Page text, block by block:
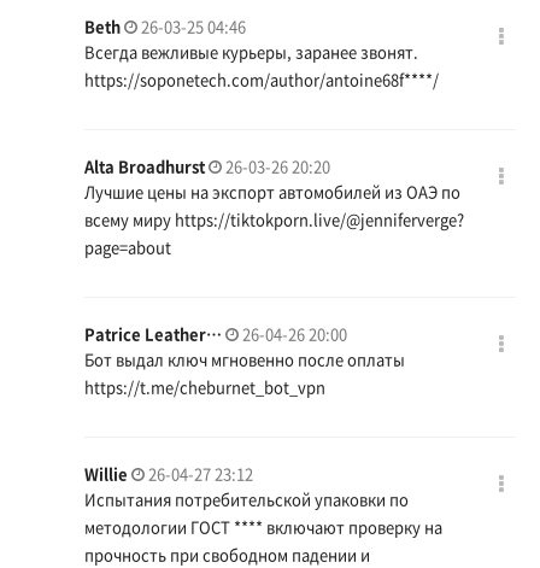
Beth
26-03-25 04:46
Всегда вежливые курьеры, заранее звонят.
https://soponetech.com/author/antoine68f****/
Alta Broadhurst
26-03-26 20:20
Лучшие цены на экспорт автомобилей из ОАЭ по
всему миру https://tiktokporn.live/@jenniferverge?
page=about
Patrice Leather…
26-04-26 20:00
Бот выдал ключ мгновенно после оплаты
https://t.me/cheburnet_bot_vpn
Willie
26-04-27 23:12
Испытания потребительской упаковки по
методологии ГОСТ **** включают проверку на
прочность при свободном падении и